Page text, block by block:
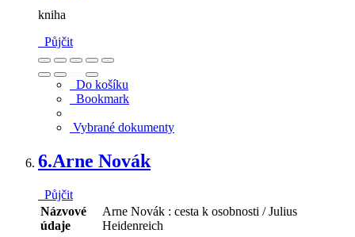
kniha
Půjčit
Do košíku
Bookmark
Vybrané dokumenty
6.Arne Novák
Půjčit
Názvové
údaje
Arne Novák : cesta k osobnosti / Julius
Heidenreich